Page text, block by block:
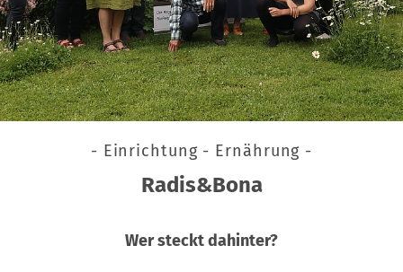
- Einrichtung - Ernährung -
Radis&Bona
Wer steckt dahinter?